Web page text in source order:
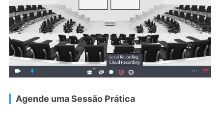
Agende uma Sessão Prática